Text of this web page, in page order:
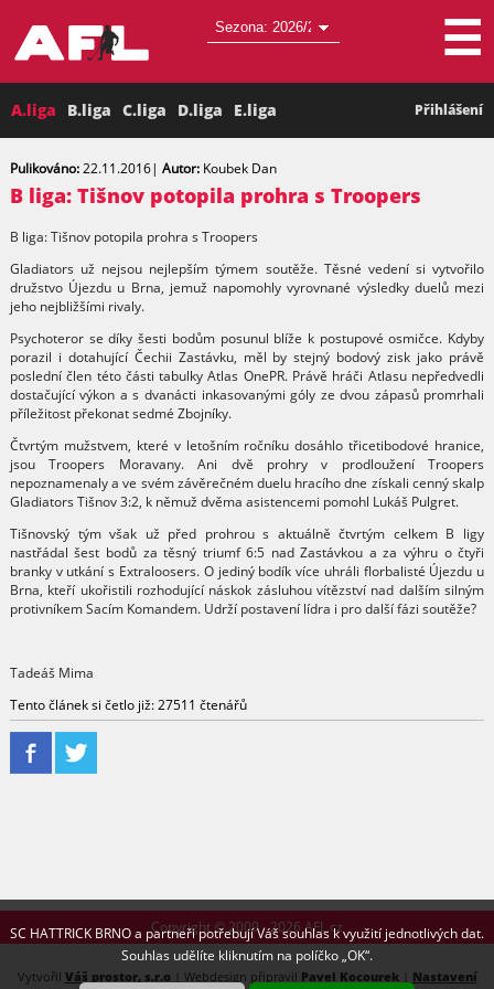
SC HATTRICK BRNO a partneři potřebují Váš souhlas k využití jednotlivých dat.
Souhlas udělíte kliknutím na políčko „OK“.
☰
A.liga B.liga C.liga D.liga E.liga Přihlášení
Pulikováno:22.11.2016| Autor:Koubek Dan
B liga: Tišnov potopila prohra s Troopers
B liga: Tišnov potopila prohra s Troopers
Gladiators už nejsou nejlepším týmem soutěže. Těsné vedení si vytvořilo
družstvo Újezdu u Brna, jemuž napomohly vyrovnané výsledky duelů mezi
jeho nejbližšími rivaly.
Psychoteror se díky šesti bodům posunul blíže k postupové osmičce. Kdyby
porazil i dotahující Čechii Zastávku, měl by stejný bodový zisk jako právě
poslední člen této části tabulky Atlas OnePR. Právě hráči Atlasu nepředvedli
dostačující výkon a s dvanácti inkasovanými góly ze dvou zápasů promrhali
příležitost překonat sedmé Zbojníky.
Čtvrtým mužstvem, které v letošním ročníku dosáhlo třicetibodové hranice,
jsou Troopers Moravany. Ani dvě prohry v prodloužení Troopers
nepoznamenaly a ve svém závěrečném duelu hracího dne získali cenný skalp
Gladiators Tišnov 3:2, k němuž dvěma asistencemi pomohl Lukáš Pulgret.
Tišnovský tým však už před prohrou s aktuálně čtvrtým celkem B ligy
nastřádal šest bodů za těsný triumf 6:5 nad Zastávkou a za výhru o čtyři
branky v utkání s Extraloosers. O jediný bodík více uhráli florbalisté Újezdu u
Brna, kteří ukořistili rozhodující náskok zásluhou vítězství nad dalším silným
protivníkem Sacím Komandem. Udrží postavení lídra i pro další fázi soutěže?
Tadeáš Mima
Tento článek si četlo již: 27511 čtenářů
Copyright © 2009 - 2026 AFL.cz
Vytvořil Váš prostor, s.r.o | Webdesign připravil Pavel Kocourek| Nastavení